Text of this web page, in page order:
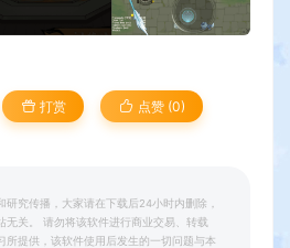
打赏 点赞 (0)
究传播，大家请在下载后24小时内删除，
无关。 请勿将该软件进行商业交易、转载
所提供，该软件使用后发生的一切问题与本